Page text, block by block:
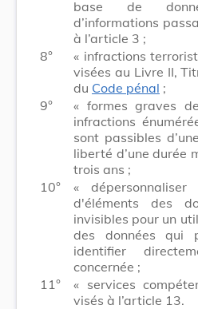
base de
d’informations
à l’article 3 ;
8°
« infractions
visées au Livre II,
du Code pénal ;
9°
« formes graves
infractions
sont passibles
liberté d’une durée
trois ans ;
10°
«
d'éléments des
invisibles pour un
des données qui
identifier
concernée ;
11°
« services
visés à l’article 13.